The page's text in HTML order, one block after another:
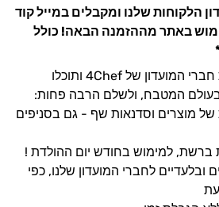
הלקוחות שלנו ומקבלים במייל קוד
כולל
בואו והצטרפו למשפחת חברי המועדון של 4Chef ותוכלו
המטבח, ולשלם הרבה פחות:
של מוצרים וסדנאות שף - גם בסניפים
ובלעדיים לחברי המועדון שלנו, כפי